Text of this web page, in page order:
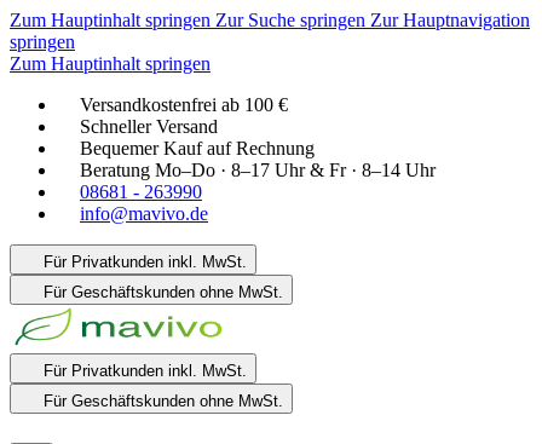
Zum Hauptinhalt springen Zur Suche springen Zur Hauptnavigation
springen
Zum Hauptinhalt springen
Versandkostenfrei ab 100 €
Schneller Versand
Bequemer Kauf auf Rechnung
Beratung Mo–Do · 8–17 Uhr & Fr · 8–14 Uhr
08681 - 263990
info@mavivo.de
Für Privatkunden inkl. MwSt.
Für Geschäftskunden ohne MwSt.
Für Privatkunden inkl. MwSt.
Für Geschäftskunden ohne MwSt.